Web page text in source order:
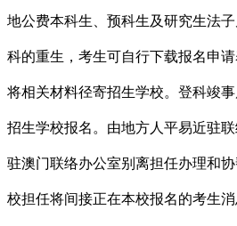
地公费本科生、预科生及研究生法
科的重生，考生可自行下载报名申
将相关材料径寄招生学校。登科竣
招生学校报名。由地方人平易近驻
驻澳门联络办公室别离担任办理和
校担任将间接正在本校报名的考生消